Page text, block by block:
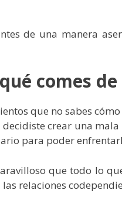
de una manera
comes
que no sabes
crear una
para poder
que todo lo
relaciones